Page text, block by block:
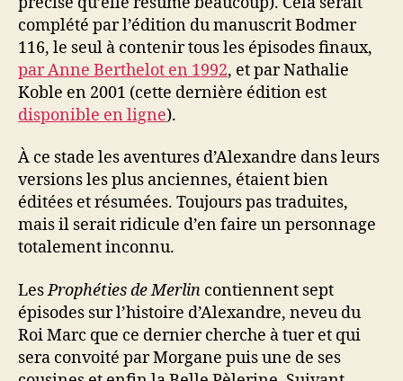
complété par l’édition du manuscrit Bodmer
116, le seul à contenir tous les épisodes finaux,
par Anne Berthelot en 1992, et par Nathalie
Koble en 2001 (cette dernière édition est
disponible en ligne).
À ce stade les aventures d’Alexandre dans leurs
versions les plus anciennes, étaient bien
éditées et résumées. Toujours pas traduites,
mais il serait ridicule d’en faire un personnage
totalement inconnu.
LesProphéties de Merlin contiennent sept
épisodes sur l’histoire d’Alexandre, neveu du
Roi Marc que ce dernier cherche à tuer et qui
sera convoité par Morgane puis une de ses